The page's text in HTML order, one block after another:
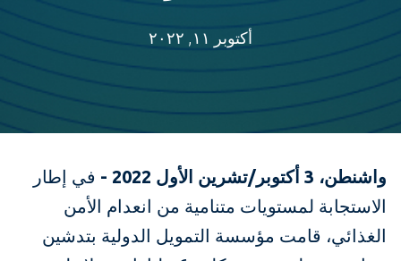
أكتوبر ١١, ٢٠٢٢
واشنطن، 3 أكتوبر/تشرين الأول 2022 -
في إطار
الاستجابة لمستويات متنامية من انعدام الأمن
الغذائي، قامت مؤسسة التمويل الدولية بتدشين